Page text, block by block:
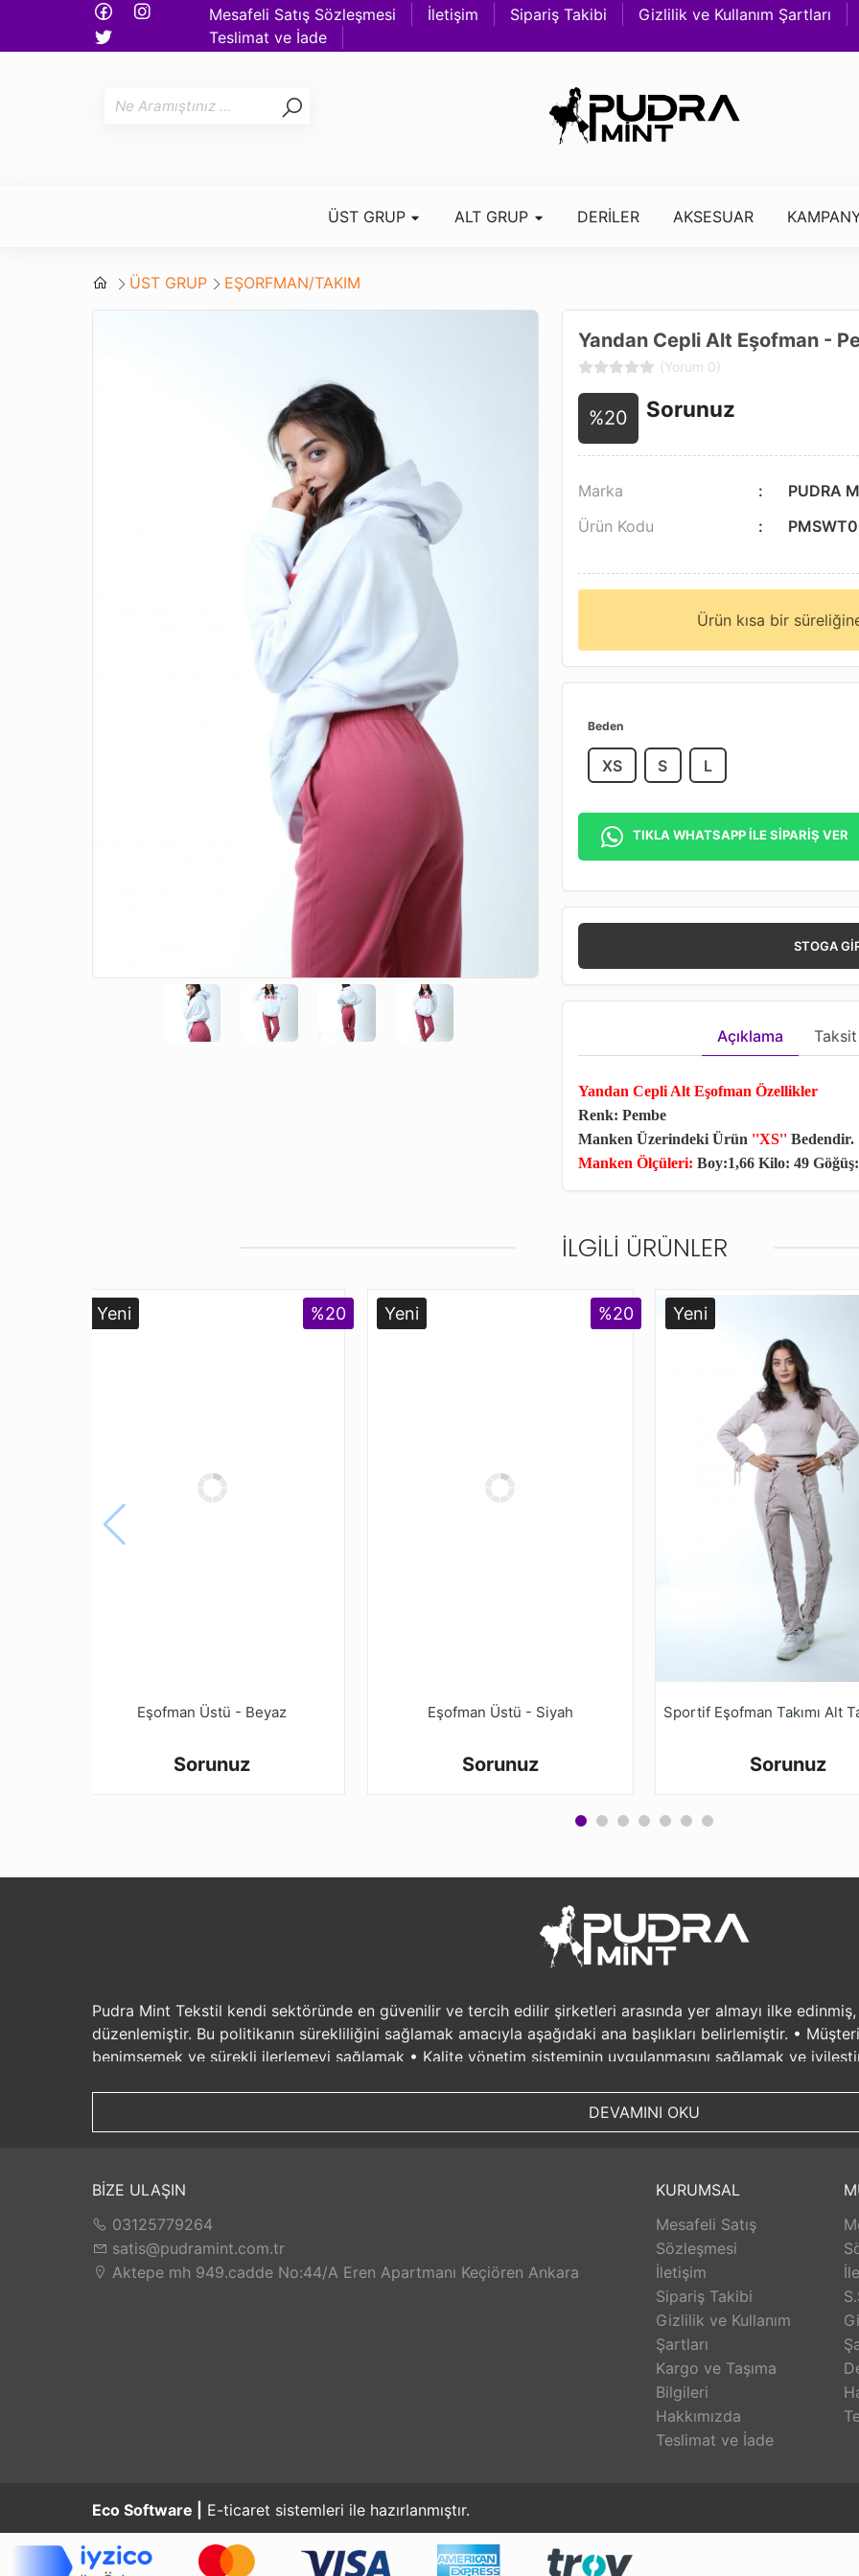
Mesafeli Satış Sözleşmesi İletişim Sipariş Takibi Gizlilik ve Kullanım Şartları
Teslimat ve İade
ÜST GRUP ALT GRUP DERİLER AKSESUAR
ÜST GRUP EŞORFMAN/TAKIM
Yandan Cepli Alt Eşofman -
(Yorum 0)
%20 Sorunuz
Marka
PUDRA
Ürün Kodu
Ürün kısa bir
Beden
XS S L
TIKLA WHATSAPP İLE SİPARİŞ VER
STOGA
Açıklama
Yandan Cepli Alt Eşofman Özellikler
Renk: Pembe
Manken Üzerindeki Ürün ''XS'' Bedendir.
Manken Ölçüleri: Boy:1,66 Kilo: 49
İLGILI ÜRÜNLER
Yeni %20
Eşofman Üstü - Beyaz
Sorunuz
Yeni %20
Eşofman Üstü - Siyah
Sorunuz
Yeni
Sorunuz
Pudra Mint Tekstil kendi sektöründe en güvenilir ve tercih edilir şirketleri arasında yer almayı ilke
düzenlemiştir. Bu politikanın sürekliliğini sağlamak amacıyla aşağıdaki ana başlıkları belirlemiştir. •
benimsemek ve sürekli ilerlemeyi sağlamak • Kalite yönetim sisteminin uygulanmasını sağlamak ve
söz sahibi sanayi kuruluşları arasında tanınırlığı arttırmak • Sürekli gelişimi sağlamak ve bunu yaparken
DEVAMINI OKU
BİZE ULAŞIN
03125779264
satis@pudramint.com.tr
Aktepe mh 949.cadde No:44/A Eren Apartmanı Keçiören Ankara
KURUMSAL
Mesafeli Satış
Sözleşmesi
İletişim
Sipariş Takibi
Gizlilik ve Kullanım
Şartları
Kargo ve Taşıma
Bilgileri
Hakkımızda
Teslimat ve İade
Eco Software | E-ticaret sistemleri ile hazırlanmıştır.